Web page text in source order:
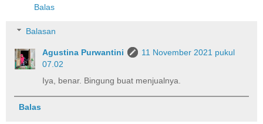
Balas
Balasan
Agustina Purwantini
11 November 2021 pukul
07.02
Iya, benar. Bingung buat menjualnya.
Balas